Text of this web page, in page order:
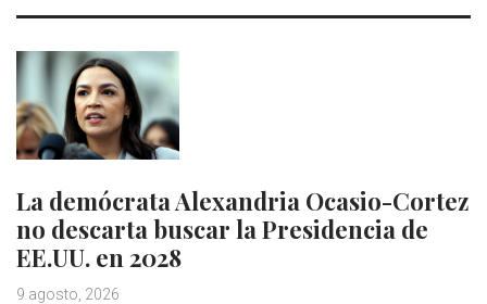
La demócrata Alexandria Ocasio-Cortez
no descarta buscar la Presidencia de
EE.UU. en 2028
9 agosto, 2026